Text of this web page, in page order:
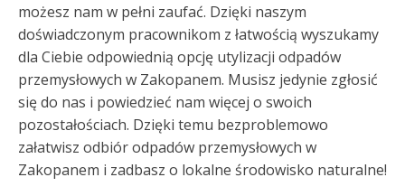
możesz nam w pełni zaufać. Dzięki naszym
doświadczonym pracownikom z łatwością wyszukamy
dla Ciebie odpowiednią opcję utylizacji odpadów
przemysłowych w Zakopanem. Musisz jedynie zgłosić
się do nas i powiedzieć nam więcej o swoich
pozostałościach. Dzięki temu bezproblemowo
załatwisz odbiór odpadów przemysłowych w
Zakopanem i zadbasz o lokalne środowisko naturalne!